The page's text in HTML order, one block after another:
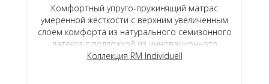
Комфортный упруго-пружинящий матрас
умеренной жёсткости с верхним увеличенным
слоем комфорта из натурального семизонного
латекса с подложкой из инновационного
наполнителя TIGER touch ®.
Коллекция RM Individuell